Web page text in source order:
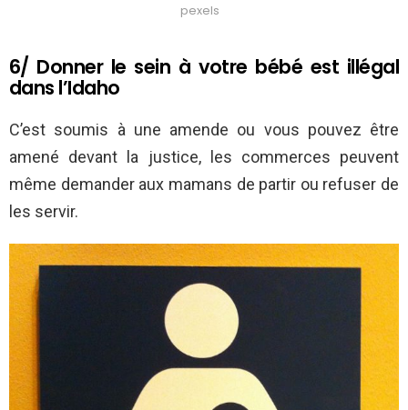
pexels
6/ Donner le sein à votre bébé est illégal
dans l’Idaho
C’est soumis à une amende ou vous pouvez être
amené devant la justice, les commerces peuvent
même demander aux mamans de partir ou refuser de
les servir.